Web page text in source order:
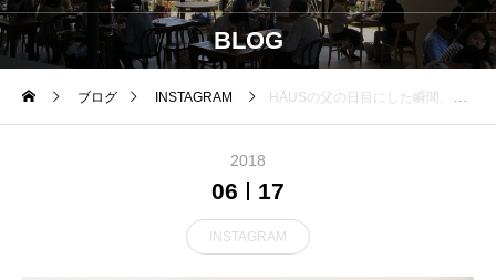
BLOG
ブログ INSTAGRAM HÅUSの父の日目にした瞬間、思わず綻んでしまうような「Floyd」のビアグラス。伝統ある波佐見焼の雰囲気と遊び心あるデザインのバランスが絶妙で◎忘れられないギフトになる事間違いなしです。.#Floyd#波佐見焼#ビアグラス#グラス#父の日#haus#haus_matsue#hausmatsue #松江カフェ #島根カフェ#松江 #島根 #山陰
2018
06 17
INSTAGRAM